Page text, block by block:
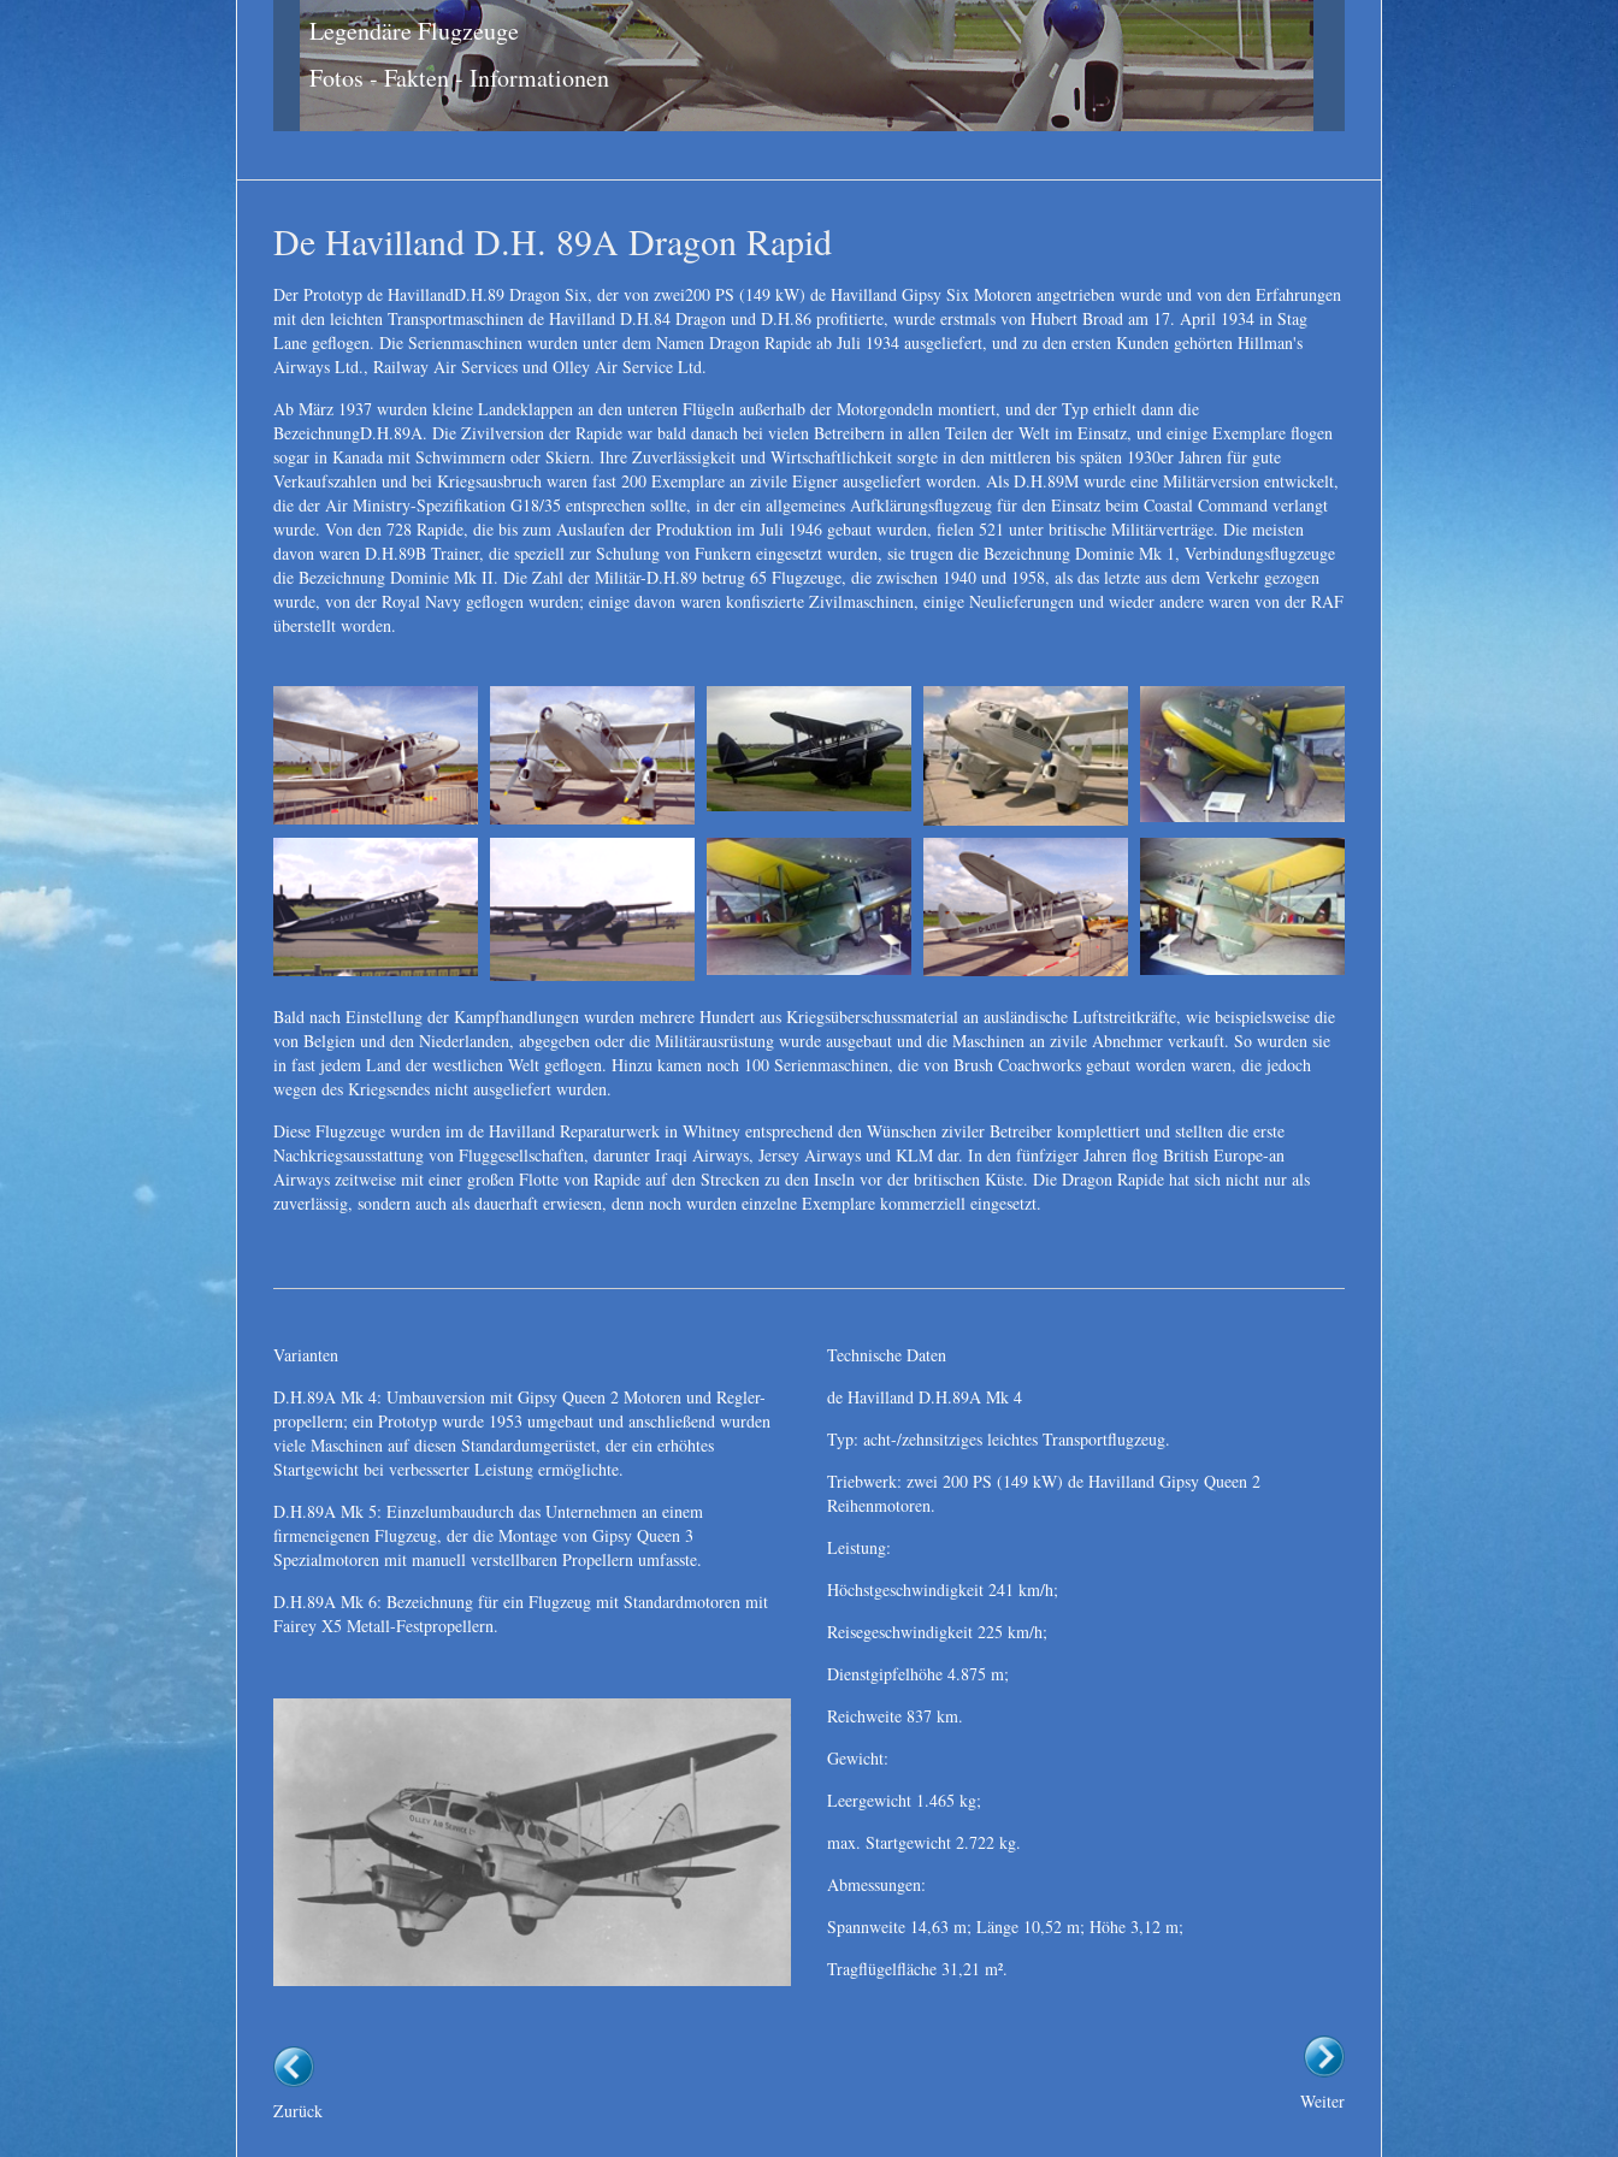
Legendäre Flugzeuge
Fotos - Fakten - Informationen
De Havilland D.H. 89A Dragon Rapid
Der Prototyp de HavillandD.H.89 Dragon Six, der von zwei200 PS (149 kW) de Havilland Gipsy Six Motoren angetrieben wurde und von den Erfahrungen
mit den leichten Transportmaschinen de Havilland D.H.84 Dragon und D.H.86 profitierte, wurde erstmals von Hubert Broad am 17. April 1934 in Stag
Lane geflogen. Die Serienmaschinen wurden unter dem Namen Dragon Rapide ab Juli 1934 ausgeliefert, und zu den ersten Kunden gehörten Hillman's
Airways Ltd., Railway Air Services und Olley Air Service Ltd.
Ab März 1937 wurden kleine Landeklappen an den unteren Flügeln außerhalb der Motorgondeln montiert, und der Typ erhielt dann die
BezeichnungD.H.89A. Die Zivilversion der Rapide war bald danach bei vielen Betreibern in allen Teilen der Welt im Einsatz, und einige Exemplare flogen
sogar in Kanada mit Schwimmern oder Skiern. Ihre Zuverlässigkeit und Wirtschaftlichkeit sorgte in den mittleren bis späten 1930er Jahren für gute
Verkaufszahlen und bei Kriegsausbruch waren fast 200 Exemplare an zivile Eigner ausgeliefert worden. Als D.H.89M wurde eine Militärversion entwickelt,
die der Air Ministry-Spezifikation G18/35 entsprechen sollte, in der ein allgemeines Aufklärungsflugzeug für den Einsatz beim Coastal Command verlangt
wurde. Von den 728 Rapide, die bis zum Auslaufen der Produktion im Juli 1946 gebaut wurden, fielen 521 unter britische Militärverträge. Die meisten
davon waren D.H.89B Trainer, die speziell zur Schulung von Funkern eingesetzt wurden, sie trugen die Bezeichnung Dominie Mk 1, Verbindungsflugzeuge
die Bezeichnung Dominie Mk II. Die Zahl der Militär-D.H.89 betrug 65 Flugzeuge, die zwischen 1940 und 1958, als das letzte aus dem Verkehr gezogen
wurde, von der Royal Navy geflogen wurden; einige davon waren konfiszierte Zivilmaschinen, einige Neulieferungen und wieder andere waren von der RAF
überstellt worden.
Bald nach Einstellung der Kampfhandlungen wurden mehrere Hundert aus Kriegsüberschussmaterial an ausländische Luftstreitkräfte, wie beispielsweise die
von Belgien und den Niederlanden, abgegeben oder die Militärausrüstung wurde ausgebaut und die Maschinen an zivile Abnehmer verkauft. So wurden sie
in fast jedem Land der westlichen Welt geflogen. Hinzu kamen noch 100 Serienmaschinen, die von Brush Coachworks gebaut worden waren, die jedoch
wegen des Kriegsendes nicht ausgeliefert wurden.
Diese Flugzeuge wurden im de Havilland Reparaturwerk in Whitney entsprechend den Wünschen ziviler Betreiber komplettiert und stellten die erste
Nachkriegsausstattung von Fluggesellschaften, darunter Iraqi Airways, Jersey Airways und KLM dar. In den fünfziger Jahren flog British Europe-an
Airways zeitweise mit einer großen Flotte von Rapide auf den Strecken zu den Inseln vor der britischen Küste. Die Dragon Rapide hat sich nicht nur als
zuverlässig, sondern auch als dauerhaft erwiesen, denn noch wurden einzelne Exemplare kommerziell eingesetzt.
Varianten
D.H.89A Mk 4: Umbauversion mit Gipsy Queen 2 Motoren und Regler-
propellern; ein Prototyp wurde 1953 umgebaut und anschließend wurden
viele Maschinen auf diesen Standardumgerüstet, der ein erhöhtes
Startgewicht bei verbesserter Leistung ermöglichte.
D.H.89A Mk 5: Einzelumbaudurch das Unternehmen an einem
firmeneigenen Flugzeug, der die Montage von Gipsy Queen 3
Spezialmotoren mit manuell verstellbaren Propellern umfasste.
D.H.89A Mk 6: Bezeichnung für ein Flugzeug mit Standardmotoren mit
Fairey X5 Metall-Festpropellern.
Technische Daten
de Havilland D.H.89A Mk 4
Typ: acht-/zehnsitziges leichtes Transportﬂugzeug.
Triebwerk: zwei 200 PS (149 kW) de Havilland Gipsy Queen 2
Reihenmotoren.
Leistung:
Höchstgeschwindigkeit 241 km/h;
Reisegeschwindigkeit 225 km/h;
Dienstgipfelhöhe 4.875 m;
Reichweite 837 km.
Gewicht:
Leergewicht 1.465 kg;
max. Startgewicht 2.722 kg.
Abmessungen:
Spannweite 14,63 m; Länge 10,52 m; Höhe 3,12 m;
Tragflügelfläche 31,21 m².
Zurück Weiter